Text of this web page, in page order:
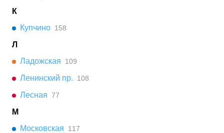
К
Купчино 158
Л
Ладожская
109
Ленинский пр. 108
Лесная 77
М
Московская
117